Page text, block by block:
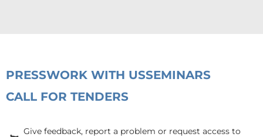
PRESSWORK WITH USSEMINARS
CALL FOR TENDERS
Give feedback, report a problem or request access to